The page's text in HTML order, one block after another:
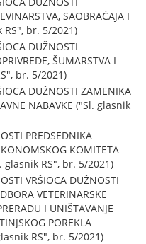
SAOBRAĆAJA I
RS", br. 5/2021)
DUŽNOSTI
ŠUMARSTVA I
br. 5/2021)
DUŽNOSTI ZAMENIKA
NABAVKE ("Sl. glasnik
PREDSEDNIKA
KOMITETA
glasnik RS", br. 5/2021)
VRŠIOCA DUŽNOSTI
VETERINARSKE
I UNIŠTAVANJE
POREKLA
RS", br. 5/2021)